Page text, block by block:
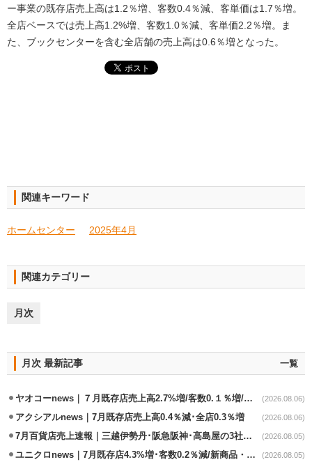
ー事業の既存店売上高は1.2％増、客数0.4％減、客単価は1.7％増。
全店ベースでは売上高1.2%増、客数1.0％減、客単価2.2％増。ま
た、ブックセンターを含む全店舗の売上高は0.6％増となった。
関連キーワード
ホームセンター 2025年4月
関連カテゴリー
月次
月次 最新記事 一覧
ヤオコーnews｜７月既存店売上高2.7%増/客数0.１％増/客単価2.6％増 (2026.08.06)
アクシアルnews｜7月既存店売上高0.4％減･全店0.3％増 (2026.08.06)
7月百貨店売上速報｜三越伊勢丹･阪急阪神･高島屋の3社は増収 (2026.08.05)
ユニクロnews｜7月既存店4.3%増･客数0.2％減/新商品・夏物商品が好調 (2026.08.05)